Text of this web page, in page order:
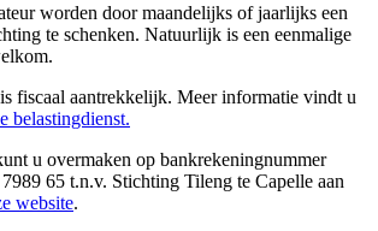
worden door maandelijks of jaarlijks een
te schenken. Natuurlijk is een eenmalige
fiscaal aantrekkelijk. Meer informatie vindt u
belastingdienst.
u overmaken op bankrekeningnummer
65 t.n.v. Stichting Tileng te Capelle aan
website.